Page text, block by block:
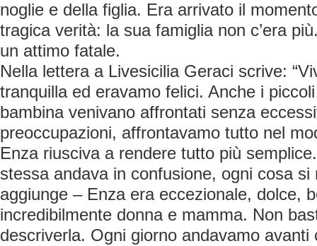
noglie e della figlia. Era arrivato il
tragica verità: la sua famiglia non c’era
un attimo fatale.
Nella lettera a Livesicilia Geraci scrive:
tranquilla ed eravamo felici. Anche i
bambina venivano affrontati senza
preoccupazioni, affrontavamo tutto nel
Enza riusciva a rendere tutto più
stessa andava in confusione, ogni cosa
aggiunge – Enza era eccezionale, dolce,
incredibilmente donna e mamma. Non
descriverla. Ogni giorno andavamo avanti